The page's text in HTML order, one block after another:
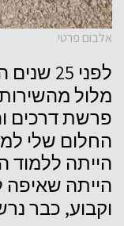
אלבום פרטי
לפני 25 שנים
מלול
פרשתדרכים
החלום שלי
הייתה ללמוד
הייתה שאיפה
וקבוע, כבר